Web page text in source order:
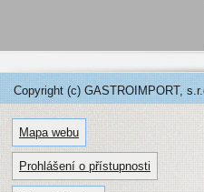
Copyright (c) GASTROIMPORT,
Mapa webu
Prohlášení o přístupnosti